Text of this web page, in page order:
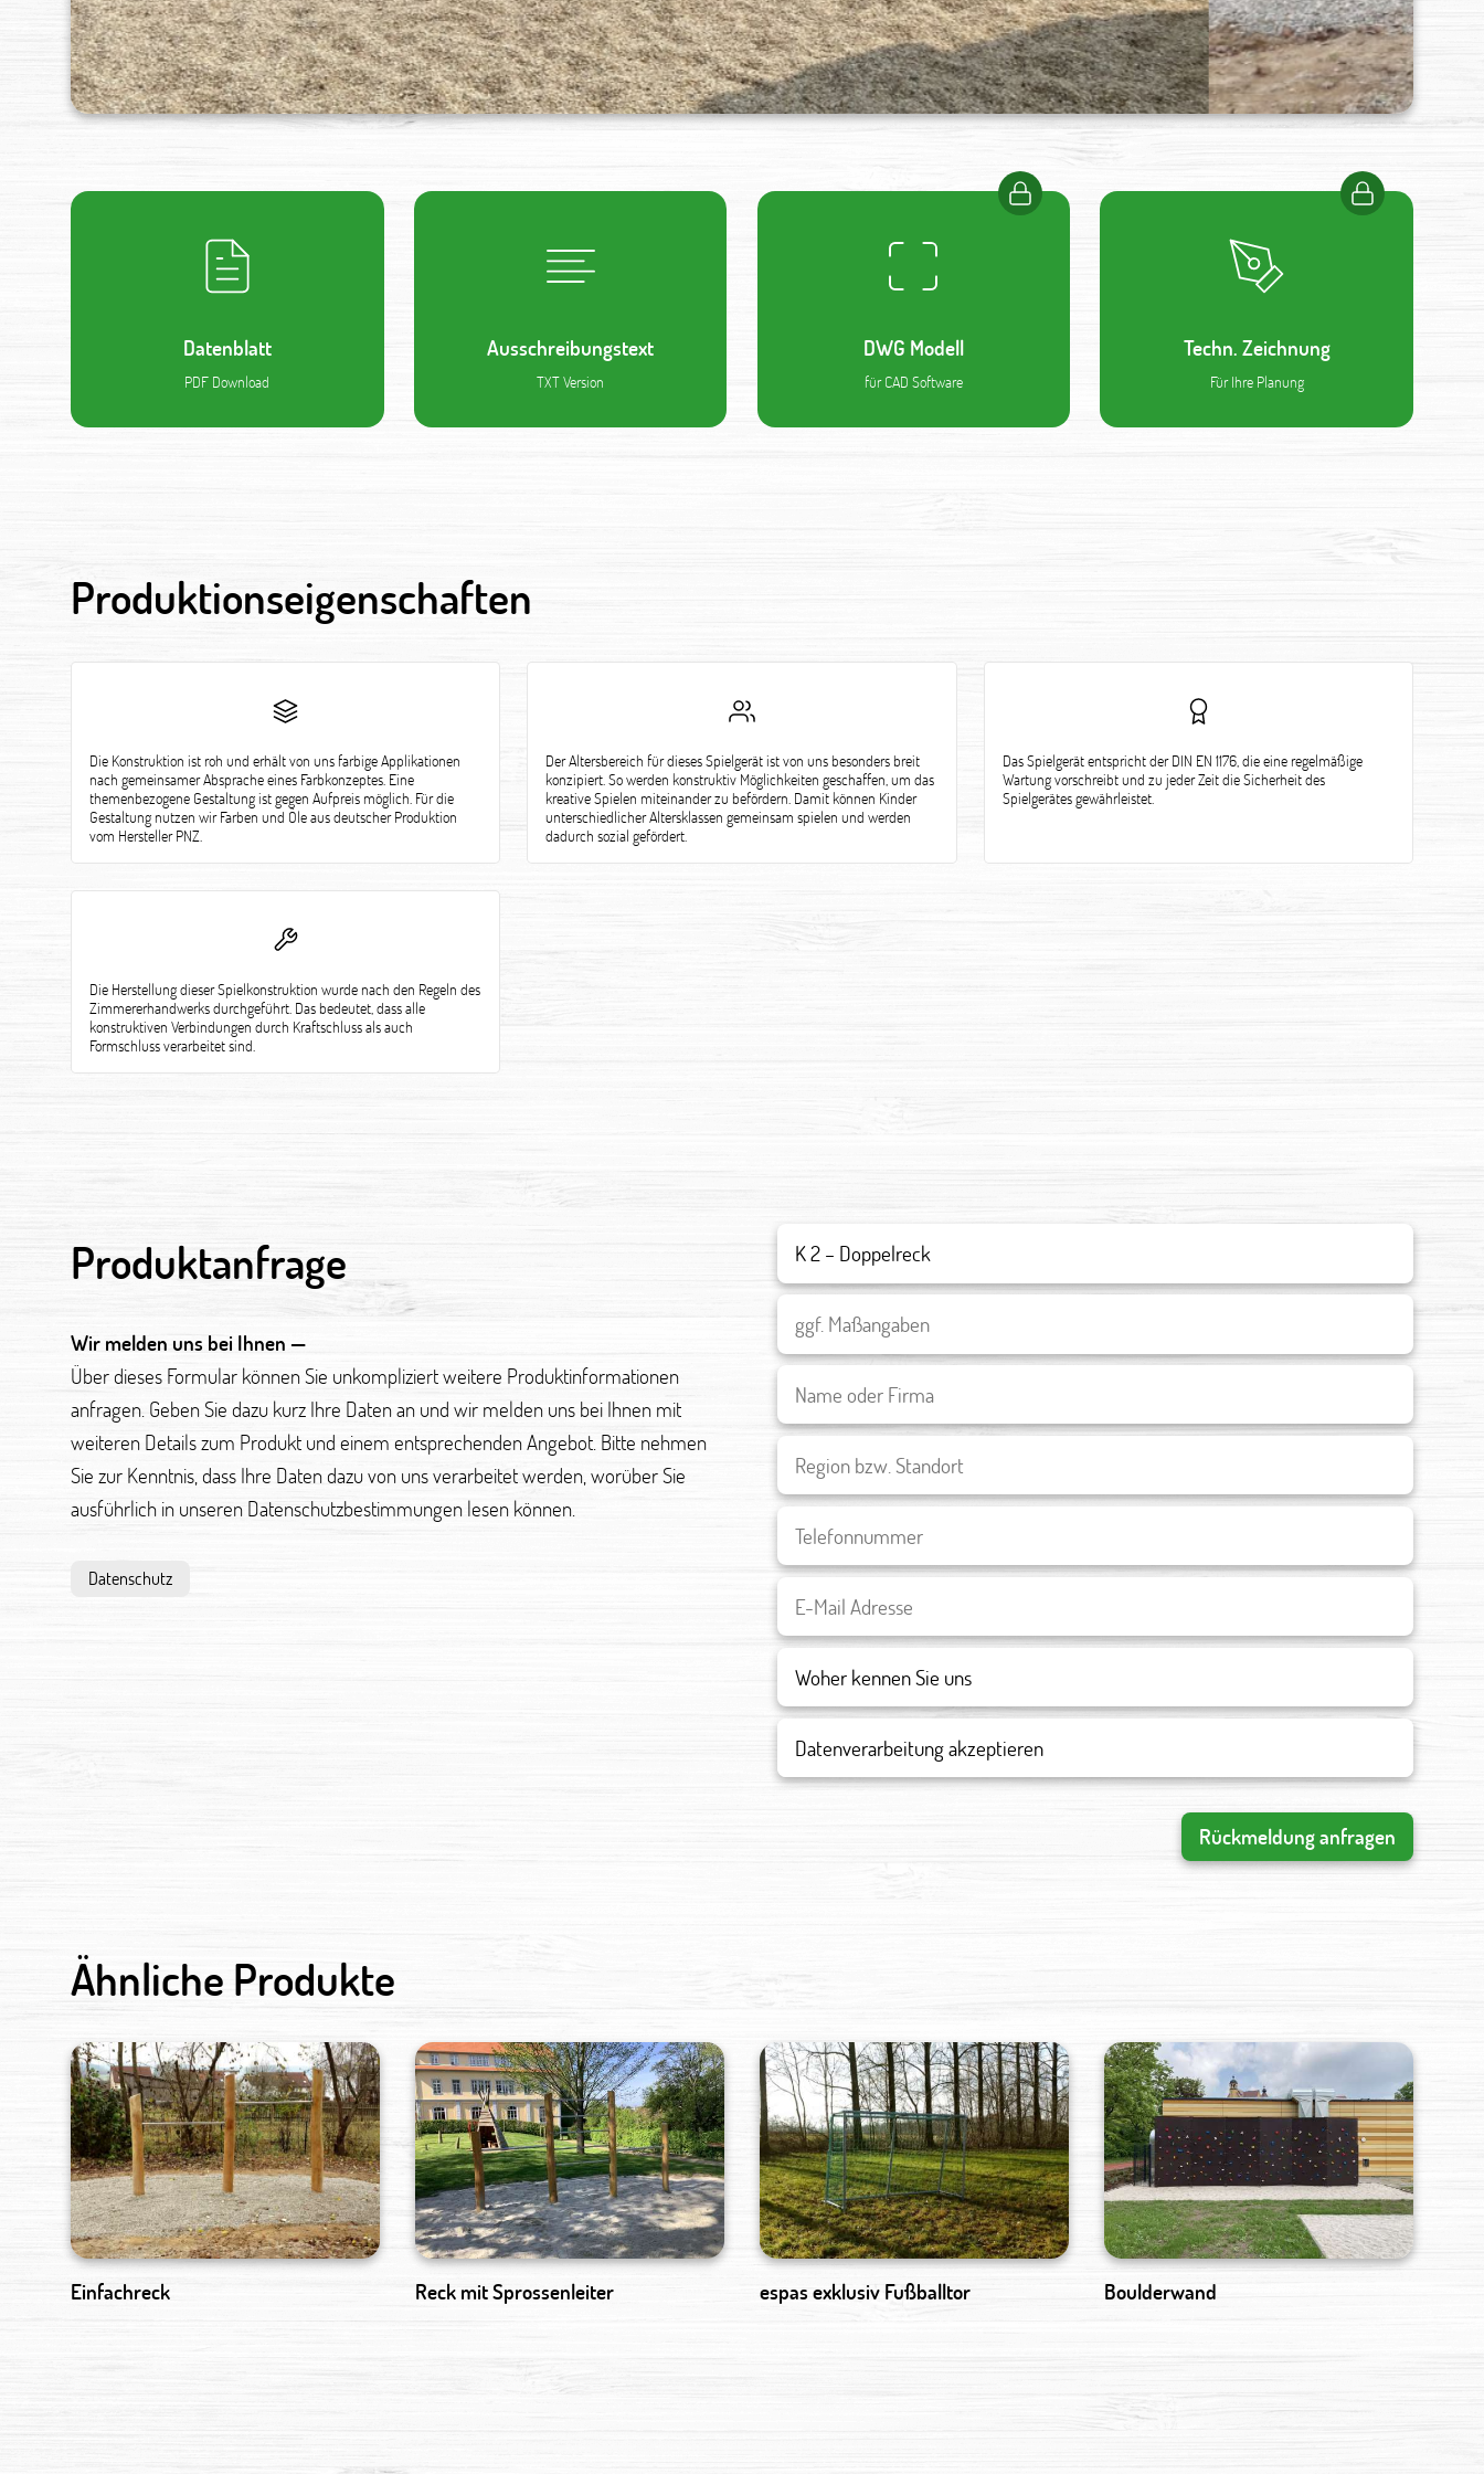
Datenblatt
PDF Download
Ausschreibungstext
TXT Version
DWG Modell
für CAD Software
Techn. Zeichnung
Für Ihre Planung
Produktionseigenschaften
Die Konstruktion ist roh und erhält von uns farbige Applikationen
nach gemeinsamer Absprache eines Farbkonzeptes. Eine
themenbezogene Gestaltung ist gegen Aufpreis möglich. Für die
Gestaltung nutzen wir Farben und Öle aus deutscher Produktion
vom Hersteller PNZ.
Der Altersbereich für dieses Spielgerät ist von uns besonders breit
konzipiert. So werden konstruktiv Möglichkeiten geschaffen, um das
kreative Spielen miteinander zu befördern. Damit können Kinder
unterschiedlicher Altersklassen gemeinsam spielen und werden
dadurch sozial gefördert.
Das Spielgerät entspricht der DIN EN 1176, die eine regelmäßige
Wartung vorschreibt und zu jeder Zeit die Sicherheit des
Spielgerätes gewährleistet.
Die Herstellung dieser Spielkonstruktion wurde nach den Regeln des
Zimmererhandwerks durchgeführt. Das bedeutet, dass alle
konstruktiven Verbindungen durch Kraftschluss als auch
Formschluss verarbeitet sind.
Produktanfrage
Wir melden uns bei Ihnen —
Über dieses Formular können Sie unkompliziert weitere Produktinformationen
anfragen. Geben Sie dazu kurz Ihre Daten an und wir melden uns bei Ihnen mit
weiteren Details zum Produkt und einem entsprechenden Angebot. Bitte nehmen
Sie zur Kenntnis, dass Ihre Daten dazu von uns verarbeitet werden, worüber Sie
ausführlich in unseren Datenschutzbestimmungen lesen können.
Datenschutz
Datenverarbeitung akzeptieren
Rückmeldung anfragen
Ähnliche Produkte
Einfachreck Reck mit Sprossenleiter espas exklusiv Fußballtor Boulderwand